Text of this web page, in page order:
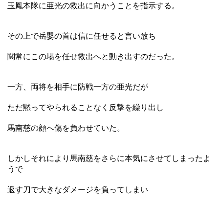
玉鳳本隊に亜光の救出に向かうことを指示する。
その上で岳嬰の首は信に任せると言い放ち
関常にこの場を任せ救出へと動き出すのだった。
一方、両将を相手に防戦一方の亜光だが
ただ黙ってやられることなく反撃を繰り出し
馬南慈の顔へ傷を負わせていた。
しかしそれにより馬南慈をさらに本気にさせてしまったよ
うで
返す刀で大きなダメージを負ってしまい